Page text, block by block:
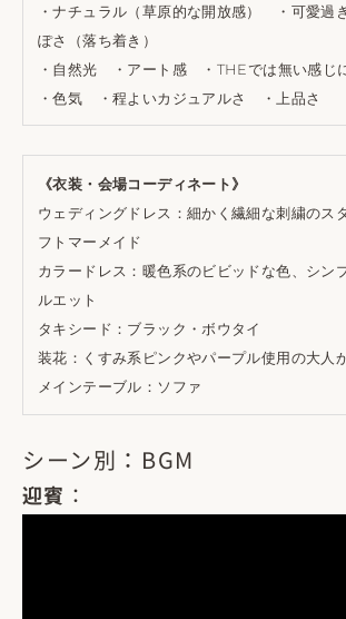
・ナチュラル（草原的な開放感） ・可愛過
ぽさ（落ち着き）
・自然光 ・アート感 ・THEでは無い感じ
・色気 ・程よいカジュアルさ ・上品さ
《衣装・会場コーディネート》
ウェディングドレス：細かく繊細な刺繍のス
フトマーメイド
カラードレス：暖色系のビビッドな色、シン
ルエット
タキシード：ブラック・ボウタイ
装花：くすみ系ピンクやパープル使用の大人
メインテーブル：ソファ
シーン別：BGM
迎賓 ：